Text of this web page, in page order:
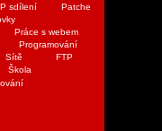
sdílení
Patche
Práce s webem
Programování
Sítě
FTP
Škola